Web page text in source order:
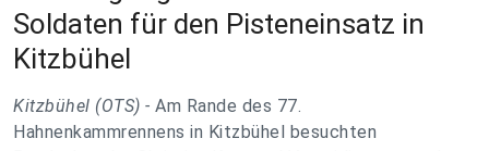
Soldaten für den Pisteneinsatz in
Kitzbühel
Kitzbühel (OTS) - Am Rande des 77.
Hahnenkammrennens in Kitzbühel besuchten